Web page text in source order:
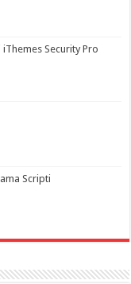
Security Pro
Scripti